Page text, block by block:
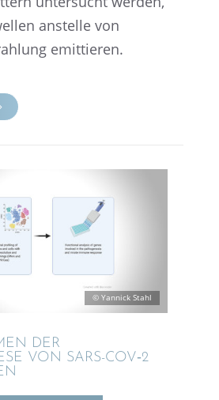
anstelle von
emittieren.
DER
VON SARS-COV‑2
© Yannick Stahl